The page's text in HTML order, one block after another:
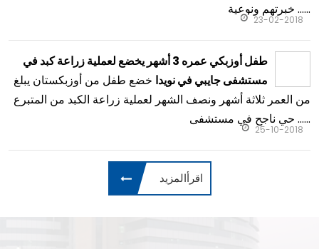
خبرتهم ونوعية ......
23-02-2018
طفل أوزبكي عمره 3 أشهر يخضع لعملية زراعة كبد في
مستشفى جايبي في نويدا خضع طفل من أوزبكستان يبلغ
من العمر ثلاثة أشهر ونصف الشهر لعملية زراعة الكبد من المتبرع
حي ناجح في مستشفى ......
25-10-2018
اقرأالمزيد